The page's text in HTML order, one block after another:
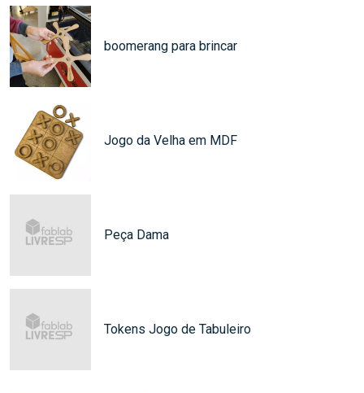
boomerang para brincar
Jogo da Velha em MDF
Peça Dama
Tokens Jogo de Tabuleiro